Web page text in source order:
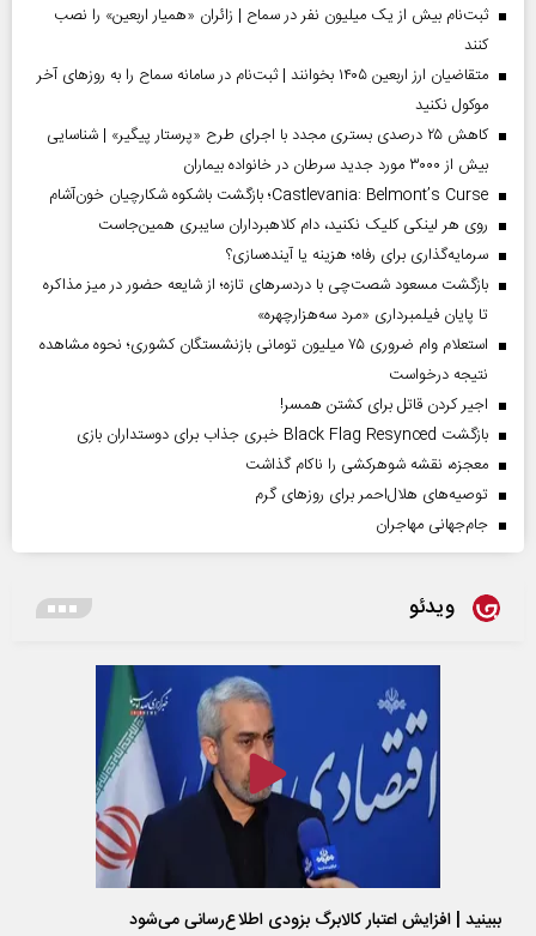
ثبت‌نام بیش از یک میلیون نفر در سماح | زائران «همیار اربعین» را نصب
کنند
متقاضیان ارز اربعین ۱۴۰۵ بخوانند | ثبت‌نام در سامانه سماح را به روز‌های آخر
موکول نکنید
کاهش ۲۵ درصدی بستری مجدد با اجرای طرح «پرستار پیگیر» | شناسایی
بیش از ۳۰۰۰ مورد جدید سرطان در خانواده بیماران
Castlevania: Belmont’s Curse؛ بازگشت باشکوه شکارچیان خون‌آشام
روی هر لینکی کلیک نکنید، دام کلاهبرداران سایبری همین‌جاست
سرمایه‌گذاری برای رفاه؛ هزینه یا آینده‌سازی؟
بازگشت مسعود شصت‌چی با دردسر‌های تازه؛ از شایعه حضور در میز مذاکره
تا پایان فیلمبرداری «مرد سه‌هزارچهره»
استعلام وام ضروری ۷۵ میلیون تومانی بازنشستگان کشوری؛ نحوه مشاهده
نتیجه درخواست
اجیر کردن قاتل برای کشتن همسر!
بازگشت Black Flag Resynced خبری جذاب برای دوستداران بازی
معجزه، نقشه شوهرکشی را ناکام گذاشت
توصیه‌های هلال‌احمر برای روز‌های گرم
جام‌جهانی مهاجران
ویدئو
ببینید | افزایش اعتبار کالابرگ بزودی اطلاع‌رسانی می‌شود